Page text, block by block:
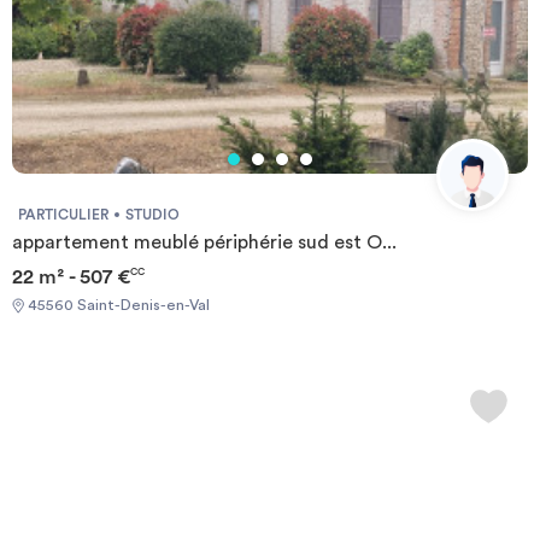
PARTICULIER STUDIO
appartement meublé périphérie sud est O...
22 m² - 507 €CC
45560 Saint-Denis-en-Val